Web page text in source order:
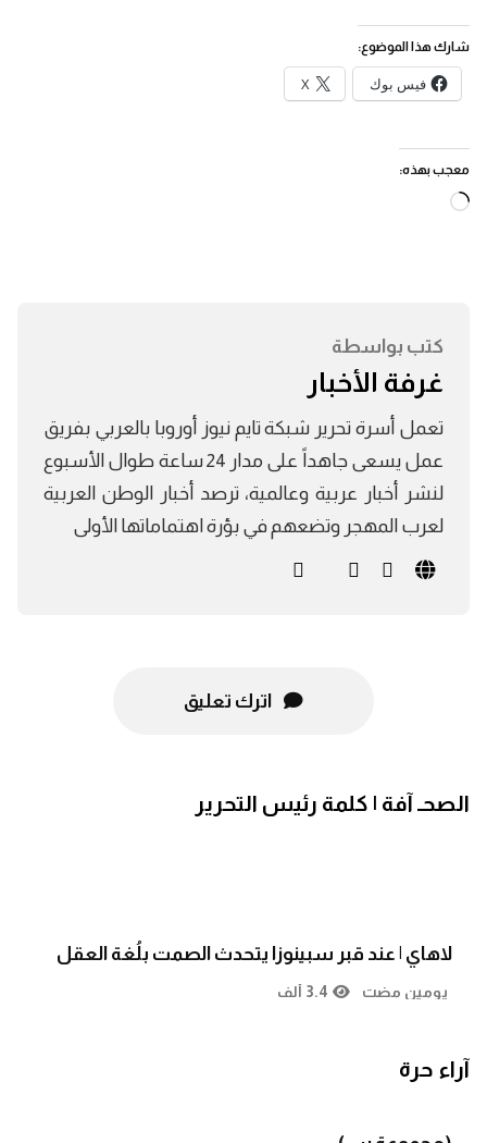
شارك هذا الموضوع:
فيس بوك X
معجب بهذه:
جاري
كتب بواسطة
غرفة الأخبار
تعمل أسرة تحرير شبكة تايم نيوز أوروبا بالعربي بفريق
عمل يسعى جاهداً على مدار 24 ساعة طوال الأسبوع
لنشر أخبار عربية وعالمية، ترصد أخبار الوطن العربية
لعرب المهجر وتضعهم في بؤرة اهتماماتها الأولى
اترك تعليق
الصحـ آفة | كلمة رئيس التحرير
لاهاي | عند قبر سبينوزا يتحدث الصمت بلُغة العقل
يومين مضت 3.4 ألف
آراء حرة